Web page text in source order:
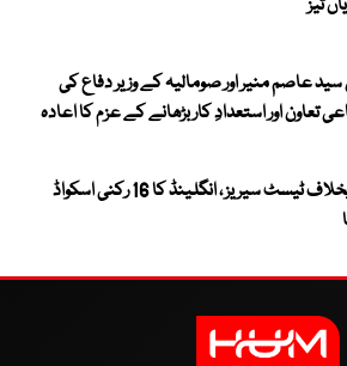
تیز
عاصم منیر اور صومالیہ کے وزیر دفاع کی
تعاون اور استعدادِ کار بڑھانے کے عزم کا اعادہ
پاکستان کیخلاف ٹیسٹ سیریز ، انگلینڈ کا 16 رکنی اسکواڈ